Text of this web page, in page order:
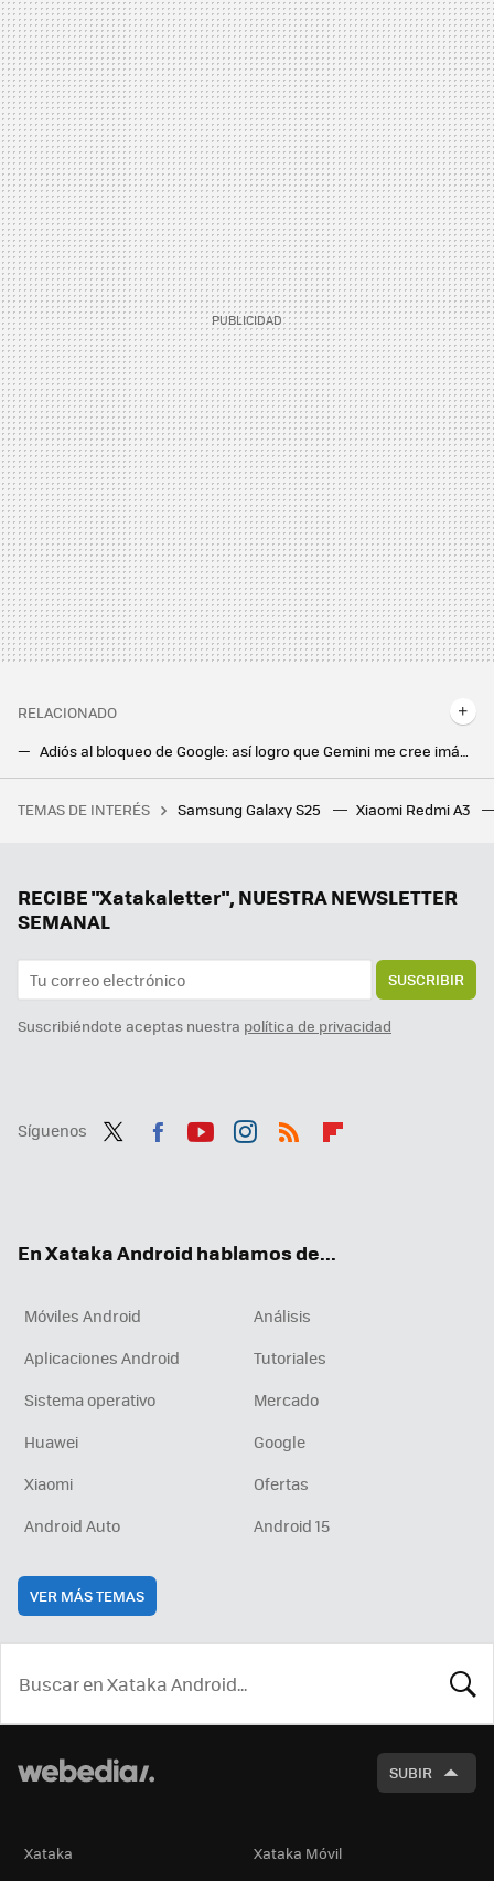
RELACIONADO
Adiós al bloqueo de Google: así logro que Gemini me cree imágenes
Los Samsung Galaxy tienen un superpoder tan útil que no puedo dejar de usarlo: llegó con One UI 6.1 y esto es lo que puede hacer
Decir adiós a la falta de espacio en tu PC no es nada caro. Este SSD Western Digital de 2 TB es un buen ejemplo
TEMAS DE INTERÉS Samsung Galaxy S25 Xiaomi Redmi A3
RECIBE "Xatakaletter", NUESTRA NEWSLETTER
SEMANAL
SUSCRIBIR
Suscribiéndote aceptas nuestra política de privacidad
Síguenos
En Xataka Android hablamos de...
Móviles Android
Análisis
Aplicaciones Android
Tutoriales
Sistema operativo
Mercado
Huawei
Google
Xiaomi
Ofertas
Android Auto
Android 15
VER MÁS TEMAS
SUBIR
Xataka
Xataka Móvil